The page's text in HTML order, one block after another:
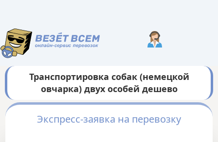
Транспортировка собак (немецкой
овчарка) двух особей дешево
Экспресс-заявка на перевозку